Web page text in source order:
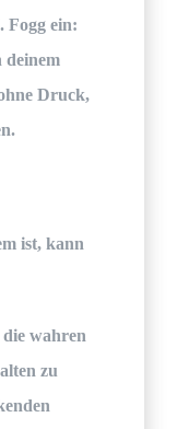
Fogg ein:
deinem
Druck,
ist, kann
wahren
zu